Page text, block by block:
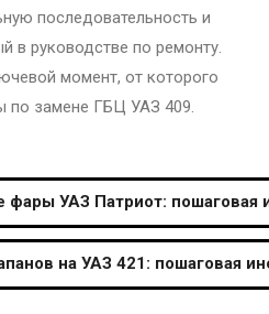
последовательность и
в руководстве по ремонту.
момент, от которого
по замене ГБЦ УАЗ 409.
фары УАЗ Патриот: пошаговая
на УАЗ 421: пошаговая